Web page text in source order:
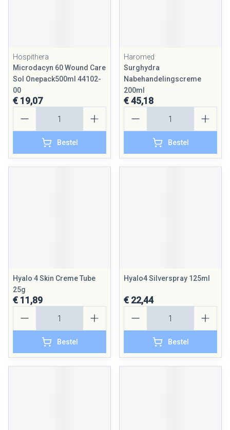
Hospithera
Microdacyn 60 Wound Care
Sol Onepack500ml 44102-
00
€ 19,07
Bestel
Haromed
Surghydra
Nabehandelingscreme
200ml
€ 45,18
Bestel
Hyalo 4 Skin Creme Tube
25g
€ 11,89
Bestel
Hyalo4 Silverspray 125ml
€ 22,44
Bestel